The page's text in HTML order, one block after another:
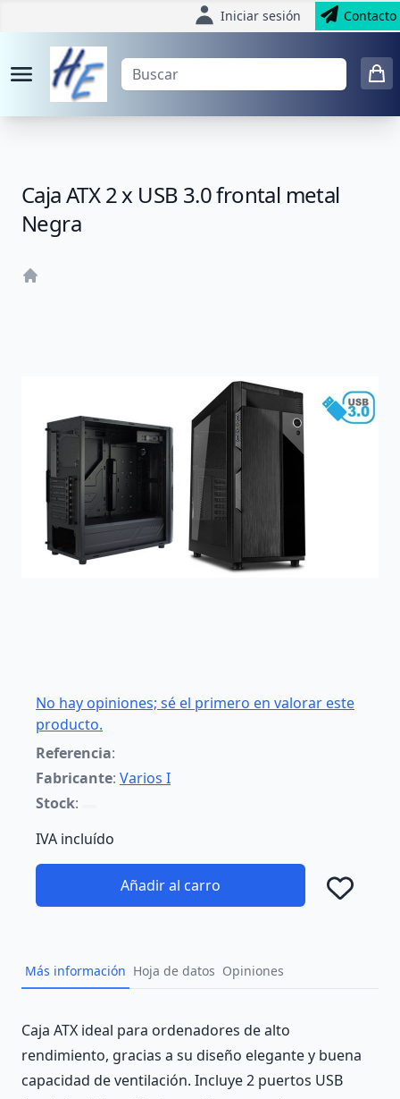
Iniciar sesión Contacto
Caja ATX 2 x USB 3.0 frontal metal
Negra
No hay opiniones; sé el primero en valorar este
producto.
Referencia:
Fabricante: Varios I
Stock:
IVA incluído
Añadir al carro
Más información Hoja de datos Opiniones
Description
Caja ATX ideal para ordenadores de alto
rendimiento, gracias a su diseño elegante y buena
capacidad de ventilación. Incluye 2 puertos USB